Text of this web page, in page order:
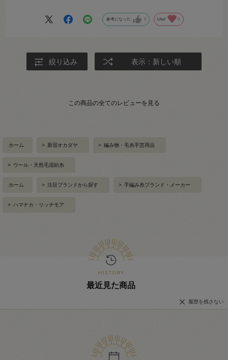
参考になった 0 Like! 0
絞り込み 表示：新しい順
この商品の全てのレビューを見る
ホーム > 新宿オカダヤ > 編み物・毛糸手芸用品
> ウール・天然毛混紡糸
ホーム > 注目ブランドから探す > 手編み糸ブランド・メーカー
> ハマナカ・リッチモア
最近見た商品
履歴を残さない